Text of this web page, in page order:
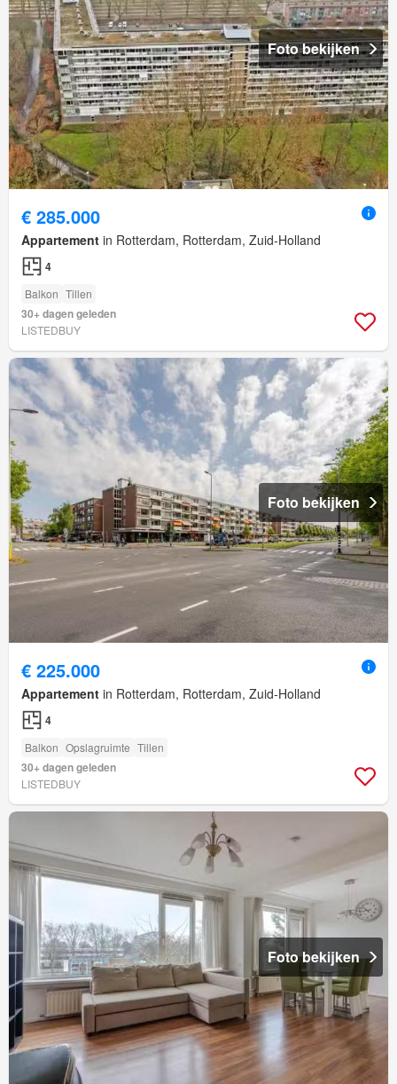
Foto bekijken
€ 285.000
Appartement in Rotterdam, Rotterdam, Zuid-Holland
4
Balkon Tillen
30+ dagen geleden
LISTEDBUY
Foto bekijken
€ 225.000
Appartement in Rotterdam, Rotterdam, Zuid-Holland
4
Balkon Opslagruimte Tillen
30+ dagen geleden
LISTEDBUY
Foto bekijken